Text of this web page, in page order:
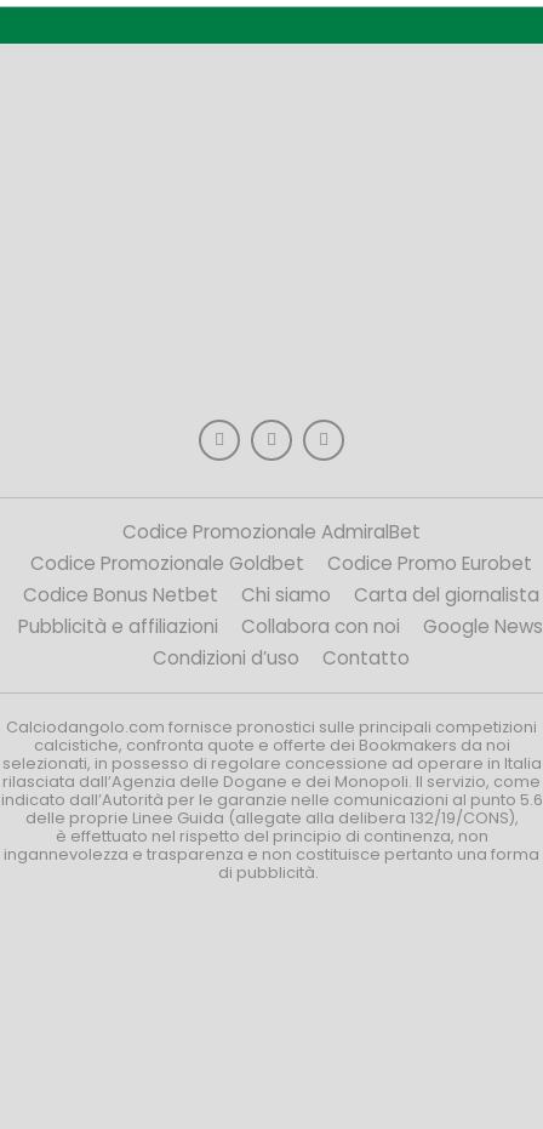
Codice Promozionale AdmiralBet
Codice Promozionale Goldbet
Codice Promo Eurobet
Codice Bonus Netbet
Chi siamo
Carta del giornalista
Pubblicità e affiliazioni
Collabora con noi
Google News
Condizioni d’uso
Contatto
Calciodangolo.com fornisce pronostici sulle principali competizioni
calcistiche, confronta quote e offerte dei Bookmakers da noi
selezionati, in possesso di regolare concessione ad operare in Italia
rilasciata dall’Agenzia delle Dogane e dei Monopoli. Il servizio, come
indicato dall’Autorità per le garanzie nelle comunicazioni al punto 5.6
delle proprie Linee Guida (allegate alla delibera 132/19/CONS),
è effettuato nel rispetto del principio di continenza, non
ingannevolezza e trasparenza e non costituisce pertanto una forma
di pubblicità.